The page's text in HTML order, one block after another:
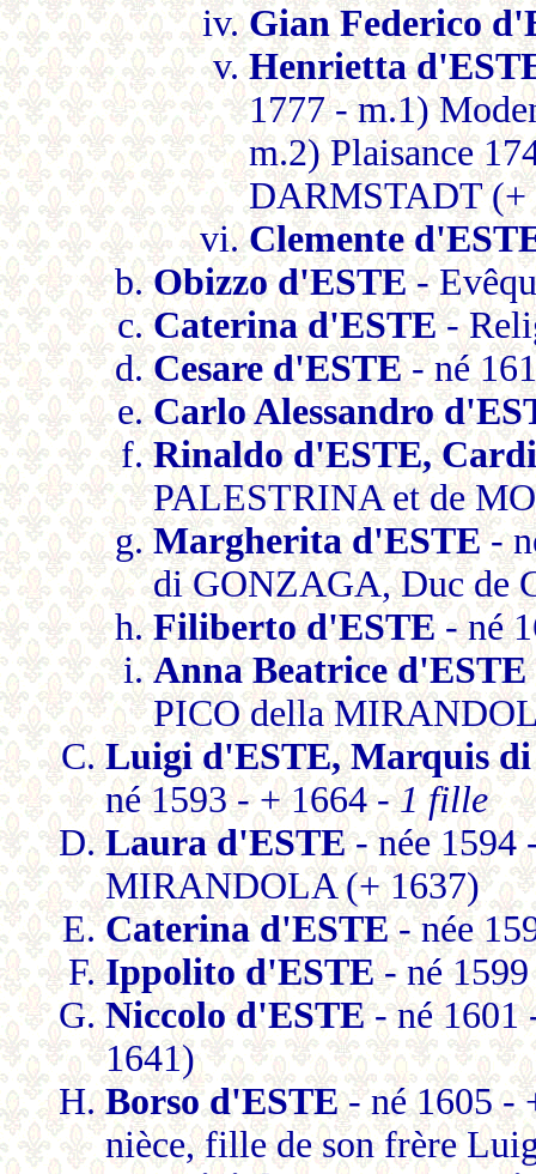
Gian Federico
Henrietta
1777 - m.1)
m.2) Plaisance
DARMSTADT (+
Clemente
Obizzo d'ESTE -
Caterina d'ESTE-
Cesare d'ESTE- né
Carlo Alessandro
Rinaldo d'ESTE,
PALESTRINA et de
Margherita d'ESTE -
di GONZAGA, Duc de
Filiberto d'ESTE - né
Anna Beatrice d'ESTE
PICO della
Luigi d'ESTE, Marquis
né 1593 - + 1664 -1 fille
Laura d'ESTE- née 1594
MIRANDOLA (+ 1637)
Caterina d'ESTE - née
Ippolito d'ESTE- né
Niccolo d'ESTE- né 1601
1641)
Borso d'ESTE - né 1605 -
nièce, fille de son frère